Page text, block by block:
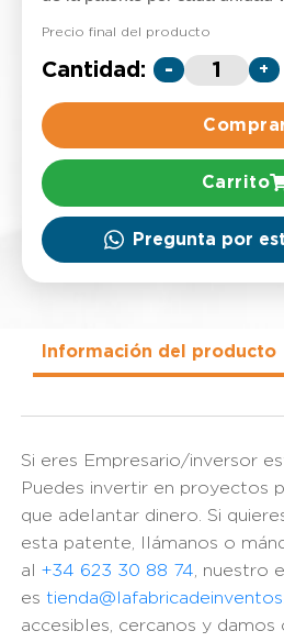
Precio final del producto
Cantidad: - +
Carrito
Pregunta por
Información del producto
Si eres Empresario/inversor
Puedes invertir en proyectos
que adelantar dinero. Si
esta patente, llámanos o
al +34 623 30 88 74 , nuestro
es
accesibles, cercanos y damos